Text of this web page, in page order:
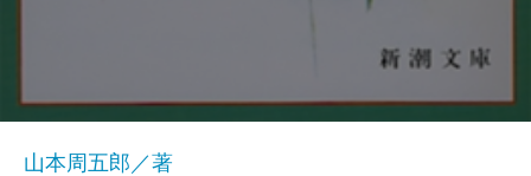
山本周五郎／著